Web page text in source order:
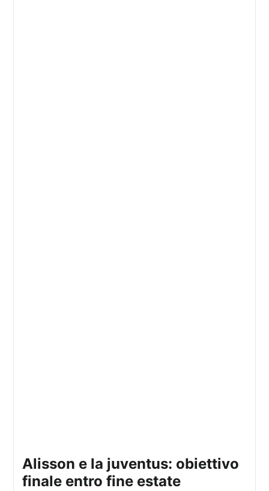
alisson e la juventus: obiettivo
finale entro fine estate